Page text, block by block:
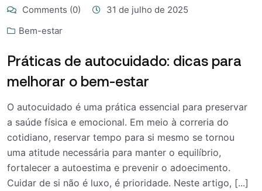
Comments (0)
31 de julho de 2025
Bem-estar
Práticas de autocuidado: dicas para
melhorar o bem-estar
O autocuidado é uma prática essencial para preservar
a saúde física e emocional. Em meio à correria do
cotidiano, reservar tempo para si mesmo se tornou
uma atitude necessária para manter o equilíbrio,
fortalecer a autoestima e prevenir o adoecimento.
Cuidar de si não é luxo, é prioridade. Neste artigo, [...]